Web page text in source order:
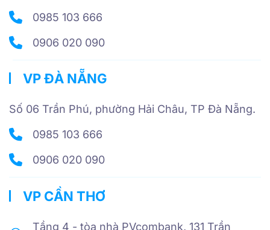
0985 103 666
0906 020 090
VP ĐÀ NẴNG
Số 06 Trần Phú, phường Hải Châu, TP Đà Nẵng.
0985 103 666
0906 020 090
VP CẦN THƠ
Tầng 4 - tòa nhà PVcombank, 131 Trần